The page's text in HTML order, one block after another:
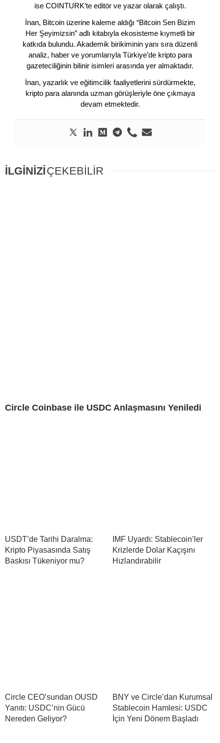
ise COINTURK’te editör ve yazar olarak çalıştı.
İnan, Bitcoin üzerine kaleme aldığı “Bitcoin Sen Bizim
Her Şeyimizsin” adlı kitabıyla ekosisteme kıymetli bir
katkıda bulundu. Akademik birikiminin yanı sıra düzenli
analiz, haber ve yorumlarıyla Türkiye’de kripto para
gazeteciliğinin bilinir isimleri arasında yer almaktadır.
İnan, yazarlık ve eğitimcilik faaliyetlerini sürdürmekte,
kripto para alanında uzman görüşleriyle öne çıkmaya
devam etmektedir.
İLGİNİZİÇEKEBİLİR
Circle Coinbase ile USDC Anlaşmasını Yeniledi
USDT’de Tarihi Daralma:
Kripto Piyasasında Satış
Baskısı Tükeniyor mu?
IMF Uyardı: Stablecoin’ler
Krizlerde Dolar Kaçışını
Hızlandırabilir
Circle CEO’sundan OUSD
Yanıtı: USDC’nin Gücü
Nereden Geliyor?
BNY ve Circle’dan Kurumsal
Stablecoin Hamlesi: USDC
İçin Yeni Dönem Başladı